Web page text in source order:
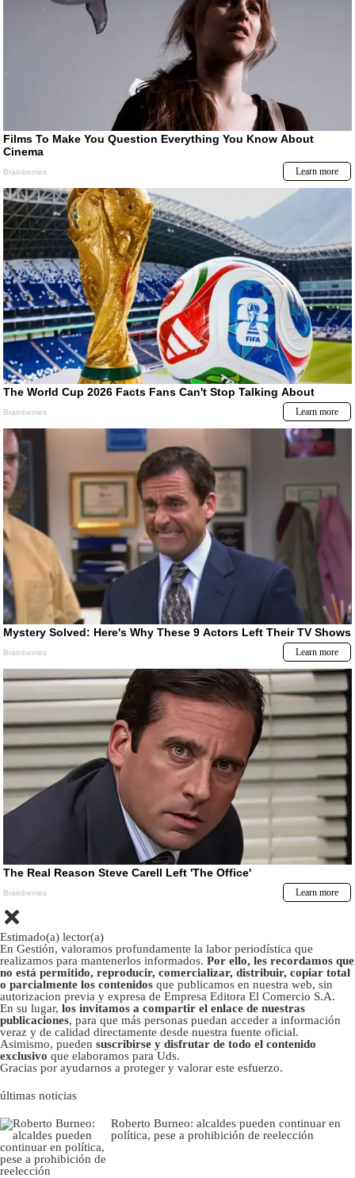
Estimado(a) lector(a)
En Gestión, valoramos profundamente la labor periodística que
realizamos para mantenerlos informados. Por ello, les recordamos que
no está permitido, reproducir, comercializar, distribuir, copiar total
o parcialmente los contenidos que publicamos en nuestra web, sin
autorizacion previa y expresa de Empresa Editora El Comercio S.A.
En su lugar, los invitamos a compartir el enlace de nuestras
publicaciones, para que más personas puedan acceder a información
veraz y de calidad directamente desde nuestra fuente oficial.
Asimismo, pueden suscribirse y disfrutar de todo el contenido
exclusivo que elaboramos para Uds.
Gracias por ayudarnos a proteger y valorar este esfuerzo.
últimas noticias
Roberto Burneo: alcaldes pueden continuar en
política, pese a prohibición de reelección